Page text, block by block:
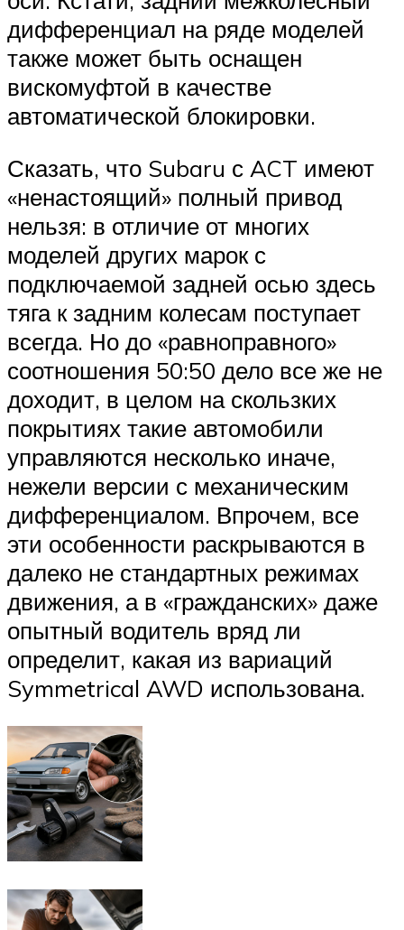
дифференциал на ряде моделей
также может быть оснащен
вискомуфтой в качестве
автоматической блокировки.
Сказать, что Subaru с ACT имеют
«ненастоящий» полный привод
нельзя: в отличие от многих
моделей других марок с
подключаемой задней осью здесь
тяга к задним колесам поступает
всегда. Но до «равноправного»
соотношения 50:50 дело все же не
доходит, в целом на скользких
покрытиях такие автомобили
управляются несколько иначе,
нежели версии с механическим
дифференциалом. Впрочем, все
эти особенности раскрываются в
далеко не стандартных режимах
движения, а в «гражданских» даже
опытный водитель вряд ли
определит, какая из вариаций
Symmetrical AWD использована.